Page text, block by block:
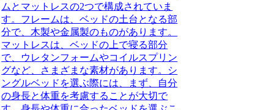
ムとマットレスの2つで構成されていま
す。フレームは、ベッドの土台となる部
分で、木製や金属製のものがあります。
マットレスは、ベッドの上で寝る部分
で、ウレタンフォームやコイルスプリン
グなど、さまざまな素材があります。シ
ングルベッドを選ぶ際には、まず、自分
の身長と体重を考慮することが大切で